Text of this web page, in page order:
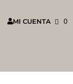
MI CUENTA 0